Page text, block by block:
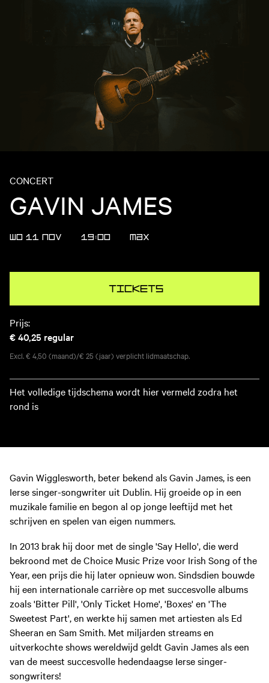
CONCERT
GAVIN JAMES
WO 11 NOV 19:00 MAX
Tickets
Prijs:
€ 40,25 regular
Excl. € 4,50 (maand)/€ 25 (jaar) verplicht lidmaatschap.
Het volledige tijdschema wordt hier vermeld zodra het
rond is
Gavin Wigglesworth, beter bekend als Gavin James, is een
Ierse singer-songwriter uit Dublin. Hij groeide op in een
muzikale familie en begon al op jonge leeftijd met het
schrijven en spelen van eigen nummers.
In 2013 brak hij door met de single 'Say Hello', die werd
bekroond met de Choice Music Prize voor Irish Song of the
Year, een prijs die hij later opnieuw won. Sindsdien bouwde
hij een internationale carrière op met succesvolle albums
zoals 'Bitter Pill', 'Only Ticket Home', 'Boxes' en 'The
Sweetest Part', en werkte hij samen met artiesten als Ed
Sheeran en Sam Smith. Met miljarden streams en
uitverkochte shows wereldwijd geldt Gavin James als een
van de meest succesvolle hedendaagse Ierse singer-
songwriters!